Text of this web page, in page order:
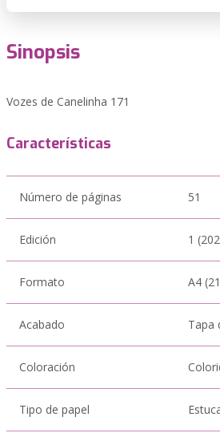
Sinopsis
Vozes de Canelinha 171
Características
Número de páginas 51
Edición 1
Formato A4
Acabado Tapa
Coloración
Tipo de papel